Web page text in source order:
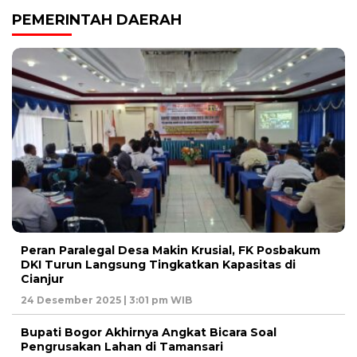
PEMERINTAH DAERAH
Peran Paralegal Desa Makin Krusial, FK Posbakum
DKI Turun Langsung Tingkatkan Kapasitas di
Cianjur
24 Desember 2025 | 3:01 pm WIB
Bupati Bogor Akhirnya Angkat Bicara Soal
Pengrusakan Lahan di Tamansari